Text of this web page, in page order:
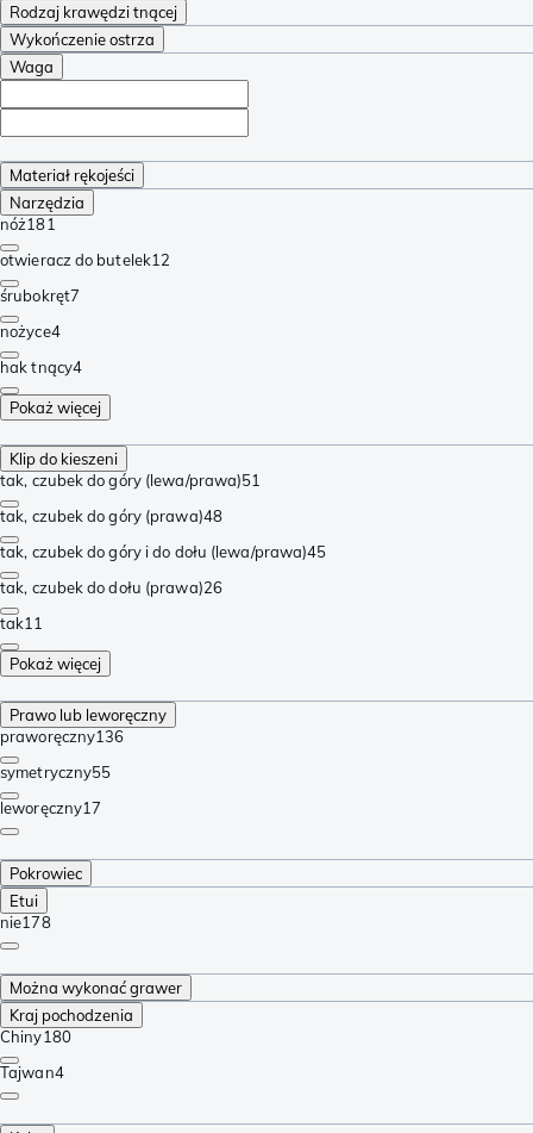
Rodzaj krawędzi tnącej
Wykończenie ostrza
Waga
Materiał rękojeści
Narzędzia
nóż181
otwieracz do butelek12
śrubokręt7
nożyce4
hak tnący4
Pokaż więcej
Klip do kieszeni
tak, czubek do góry (lewa/prawa)51
tak, czubek do góry (prawa)48
tak, czubek do góry i do dołu (lewa/prawa)45
tak, czubek do dołu (prawa)26
tak11
Pokaż więcej
Prawo lub leworęczny
praworęczny136
symetryczny55
leworęczny17
Pokrowiec
Etui
nie178
Można wykonać grawer
Kraj pochodzenia
Chiny180
Tajwan4